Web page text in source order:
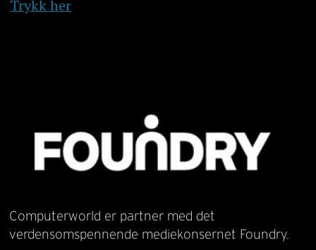
Trykk her
Computerworld er partner med det
verdensomspennende mediekonsernet Foundry.